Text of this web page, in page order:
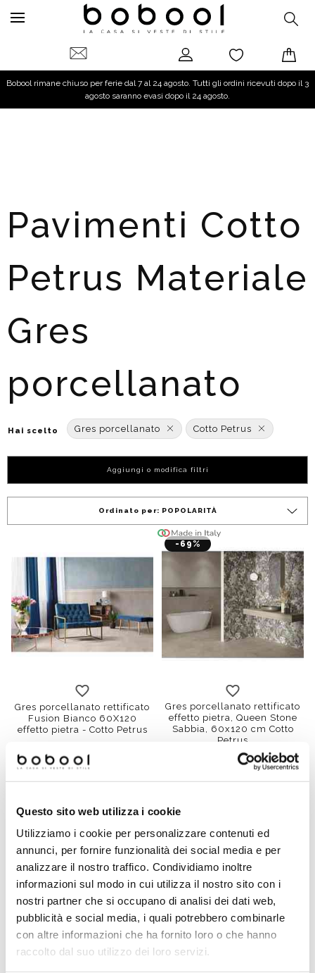
Questo sito web utilizza i cookie
Utilizziamo i cookie per personalizzare contenuti ed
annunci, per fornire funzionalità dei social media e per
analizzare il nostro traffico. Condividiamo inoltre
informazioni sul modo in cui utilizza il nostro sito con i
nostri partner che si occupano di analisi dei dati web,
pubblicità e social media, i quali potrebbero combinarle
con altre informazioni che ha fornito loro o che hanno
raccolto dal suo utilizzo dei loro servizi.
Bobool rimane chiuso per ferie dal 7 al 24 agosto. Tutti gli ordini ricevuti dopo il 3
agosto saranno evasi dopo il 24 agosto.
Pavimenti Cotto
Petrus Materiale
Gres
porcellanato
Hai scelto Gres porcellanato Cotto Petrus
Aggiungi o modifica filtri
Ordinato per: POPOLARITÀ
Gres porcellanato rettificato
Fusion Bianco 60X120
effetto pietra - Cotto Petrus
€ 26,90/MQ
-69%
Gres porcellanato rettificato
effetto pietra, Queen Stone
Sabbia, 60x120 cm Cotto
Petrus
€ 28,40/MQ
-71% -69%